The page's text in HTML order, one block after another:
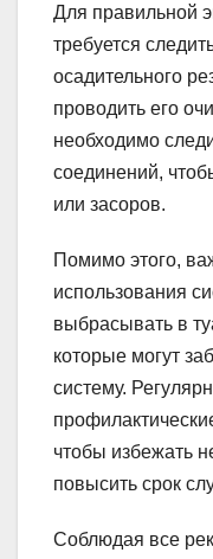
Для правильной
требуется
осадительного
проводить его
необходимо
соединений,
или засоров.
Помимо этого,
использования
выбрасывать в
которые могут
систему.
чтобы избежать
повысить срок
Соблюдая все